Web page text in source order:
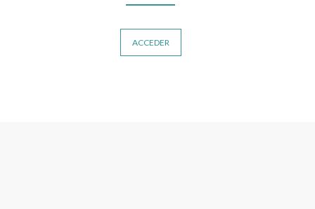
ACCEDER